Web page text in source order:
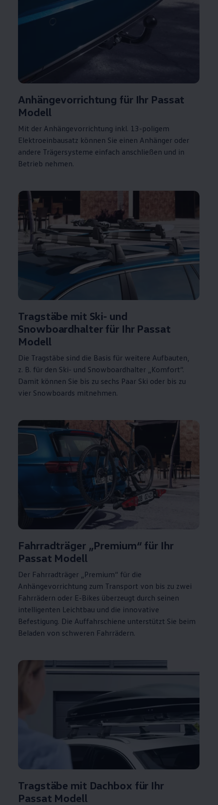
Anhängevorrichtung für Ihr Passat
Modell
Mit der Anhängevorrichtung inkl. 13-poligem
Elektroeinbausatz können Sie einen Anhänger oder
andere Trägersysteme einfach anschließen und in
Betrieb nehmen.
Tragstäbe mit Ski- und
Snowboardhalter für Ihr Passat
Modell
Die Tragstäbe sind die Basis für weitere Aufbauten,
z. B. für den Ski- und Snowboardhalter „Komfort“.
Damit können Sie bis zu sechs Paar Ski oder bis zu
vier Snowboards mitnehmen.
Fahrradträger „Premium“ für Ihr
Passat Modell
Der Fahrradträger „Premium“ für die
Anhängevorrichtung zum Transport von bis zu zwei
Fahrrädern oder E-Bikes überzeugt durch seinen
intelligenten Leichtbau und die innovative
Befestigung. Die Auffahrschiene unterstützt Sie beim
Beladen von schweren Fahrrädern.
Tragstäbe mit Dachbox für Ihr
Passat Modell